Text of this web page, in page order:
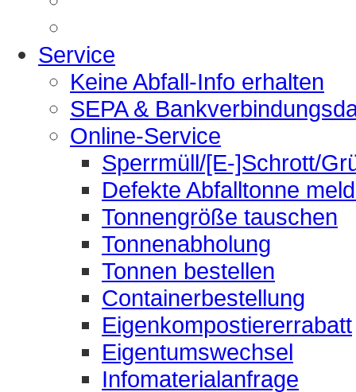
Service
Keine Abfall-Info erhalten
SEPA &
Online-Service
Sperrmüll/[E-]Schrott/
Defekte Abfalltonne
Tonnengröße tauschen
Tonnenabholung
Tonnen bestellen
Containerbestellung
Eigenkompostiererrabatt
Eigentumswechsel
Infomaterialanfrage